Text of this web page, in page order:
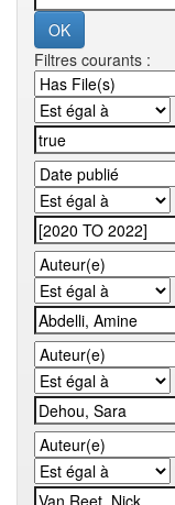
Filtres courants :